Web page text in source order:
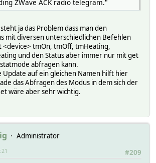
ZWave ACK radio telegram."
ja das Problem dass man den
mit diversen unterschiedlichen Befehlen
<device> tmOn, tmOff, tmHeating,
und den Status aber immer nur mit get
abfragen kann.
Update auf ein gleichen Namen hilft hier
das Abfragen des Modus in dem sich der
wäre aber sehr wichtig.
Administrator
#209